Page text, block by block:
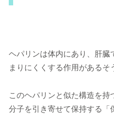
ヘパリンは体内にあり、肝臓
まりにくくする作用があるそ
このヘパリンと似た構造を持
分子を引き寄せて保持する「